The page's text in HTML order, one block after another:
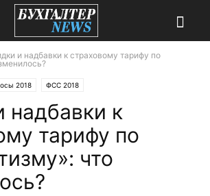
и надбавки к страховому тарифу по
2018 ФСС 2018
надбавки к
тарифу по
что